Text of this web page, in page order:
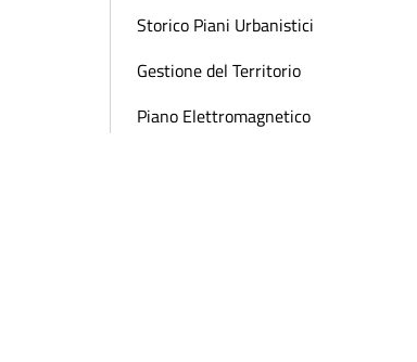
Storico Piani Urbanistici
Gestione del Territorio
Piano Elettromagnetico